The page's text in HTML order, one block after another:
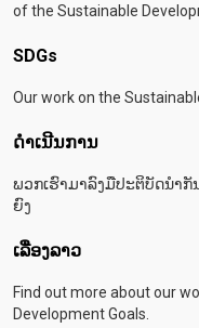
of the Sustainable
SDGs
Our work on the
ດຳເນີນການ
ພວກເຮົາມາລົງມືປະຕິບັດນຳ
ຍົງ
ເລື່ອງລາວ
Find out more about our
Development Goals.